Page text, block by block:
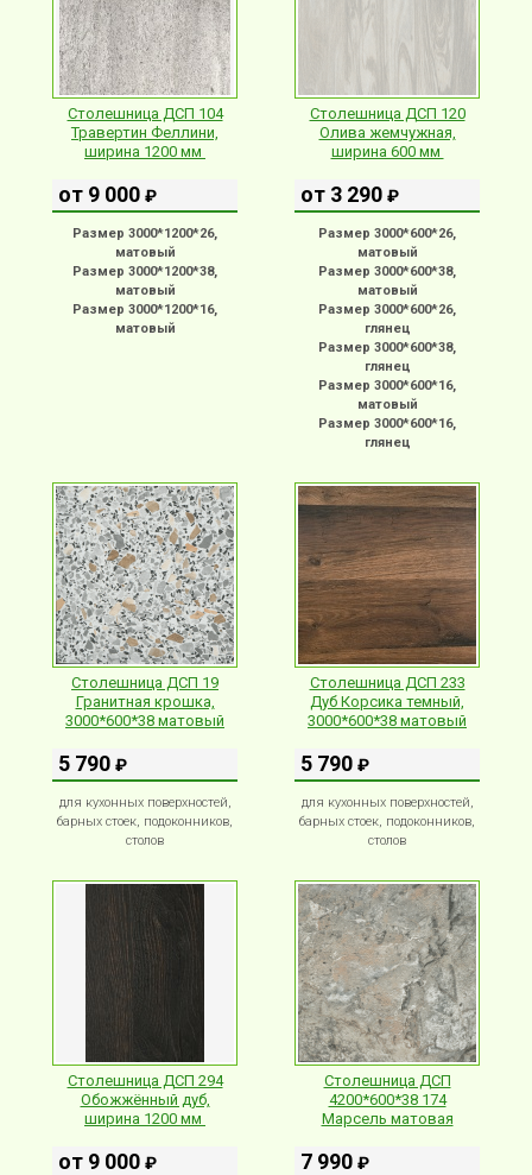
Столешница ДСП 104
Травертин Феллини,
ширина 1200 мм
от 9 000 ₽
Размер 3000*1200*26,
матовый
Размер 3000*1200*38,
матовый
Размер 3000*1200*16,
матовый
Столешница ДСП 120
Олива жемчужная,
ширина 600 мм
от 3 290 ₽
Размер 3000*600*26,
матовый
Размер 3000*600*38,
матовый
Размер 3000*600*26,
глянец
Размер 3000*600*38,
глянец
Размер 3000*600*16,
матовый
Размер 3000*600*16,
глянец
Столешница ДСП 19
Гранитная крошка,
3000*600*38 матовый
5 790 ₽
для кухонных поверхностей,
барных стоек, подоконников,
столов
Столешница ДСП 233
Дуб Корсика темный,
3000*600*38 матовый
5 790 ₽
для кухонных поверхностей,
барных стоек, подоконников,
столов
Столешница ДСП 294
Обожжённый дуб,
ширина 1200 мм
от 9 000 ₽
Столешница ДСП
4200*600*38 174
Марсель матовая
7 990 ₽